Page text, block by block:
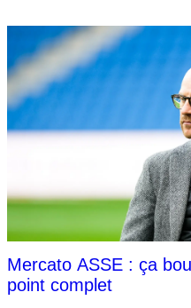
Mercato ASSE : ça
point complet